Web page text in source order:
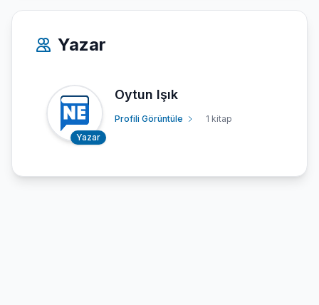
Yazar
Yazar
Oytun Işık
Profili Görüntüle 1 kitap